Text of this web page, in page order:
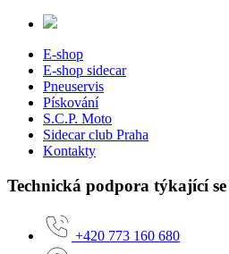
E-shop
E-shop sidecar
Pneuservis
Pískování
S.C.P. Moto
Sidecar club Praha
Kontakty
Technická podpora týkající se
+420 773 160 680